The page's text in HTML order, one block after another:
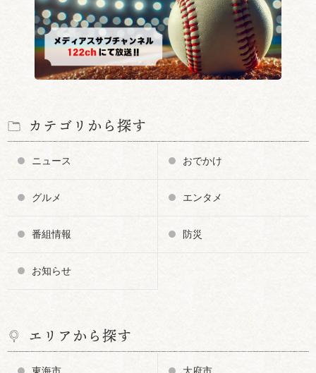
カテゴリから探す
ニュース おでかけ
グルメ エンタメ
番組情報 防災
お知らせ
エリアから探す
東海市 大府市